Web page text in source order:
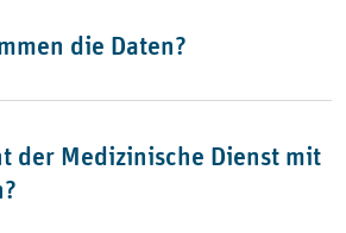
die Daten?
der Medizinische Dienst mit